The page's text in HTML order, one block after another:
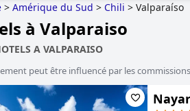
> Amérique du Sud > Chili > Valparaíso
à Valparaiso
A VALPARAISO
peut être influencé par les